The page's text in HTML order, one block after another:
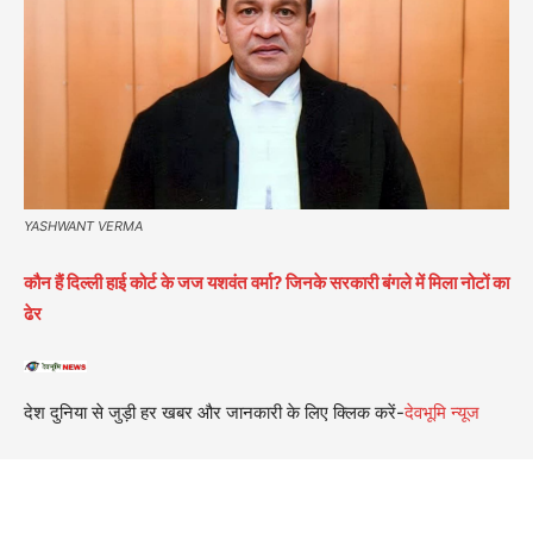
YASHWANT VERMA
कौन हैं दिल्ली हाई कोर्ट के जज यशवंत वर्मा? जिनके सरकारी बंगले में मिला नोटों का
ढेर
देश दुनिया से जुड़ी हर खबर और जानकारी के लिए क्लिक करें-देवभूमि न्यूज